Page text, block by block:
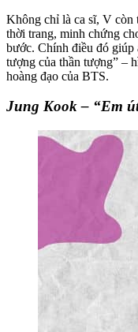
Không chỉ là ca sĩ, V còn
thời trang, minh chứng
bước. Chính điều đó giúp
tượng của thần tượng” –
hoàng đạo của BTS.
Jung Kook – “Em